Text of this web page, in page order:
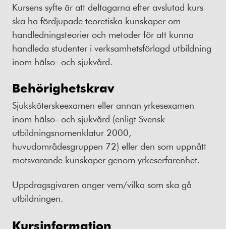
Kursens syfte är att deltagarna efter avslutad kurs
ska ha fördjupade teoretiska kunskaper om
handledningsteorier och metoder för att kunna
handleda studenter i verksamhetsförlagd utbildning
inom hälso- och sjukvård.
Behörighetskrav
Sjuksköterskeexamen eller annan yrkesexamen
inom hälso- och sjukvård (enligt Svensk
utbildningsnomenklatur 2000,
huvudområdesgruppen 72) eller den som uppnått
motsvarande kunskaper genom yrkeserfarenhet.
Uppdragsgivaren anger vem/vilka som ska gå
utbildningen.
Kursinformation